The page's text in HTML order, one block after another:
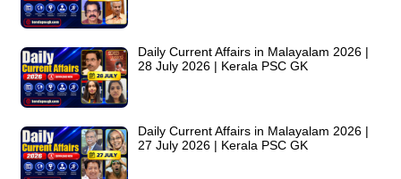
Daily Current Affairs in Malayalam 2026 |
28 July 2026 | Kerala PSC GK
Daily Current Affairs in Malayalam 2026 |
27 July 2026 | Kerala PSC GK